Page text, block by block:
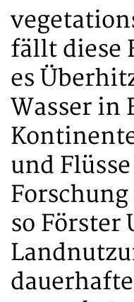
fällt diese
es
Wasser in
und
so Förster